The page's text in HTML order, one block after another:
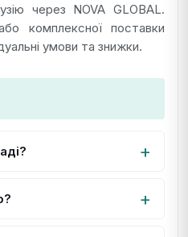
через NOVA GLOBAL.
комплексної поставки
умови та знижки.